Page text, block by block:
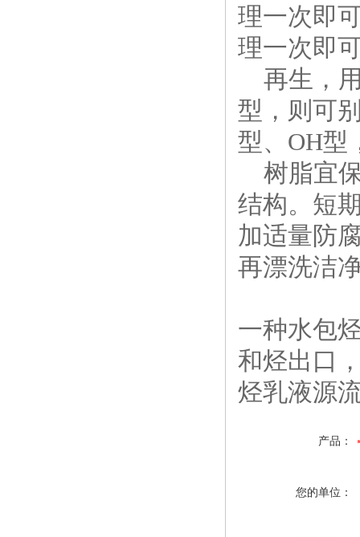
理一次即
理一次即
再生，用
型，则可
型、OH型
树脂宜
结构。短
加适量防
再漂洗洁
一种水包
和烃出口
烃乳液源
产品：
您的单位：